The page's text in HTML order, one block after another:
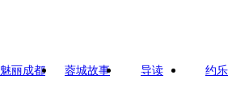
魅丽成都 蓉城故事 导读 约乐